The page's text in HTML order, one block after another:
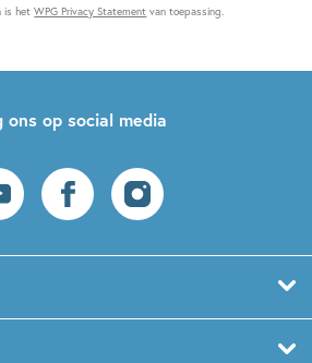
is hetWPG Privacy Statement van toepassing.
ons op social media